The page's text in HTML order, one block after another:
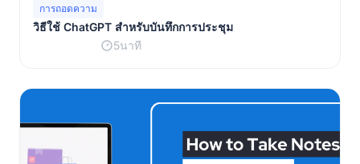
การถอดความ
วิธีใช้ ChatGPT สำหรับบันทึกการประชุม
5นาที